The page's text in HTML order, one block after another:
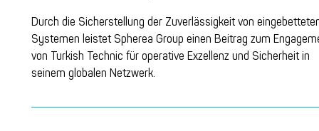
Durch die Sicherstellung der Zuverlässigkeit von
Systemen leistet Spherea Group einen Beitrag zum
von Turkish Technic für operative Exzellenz und Sicherheit in
seinem globalen Netzwerk.